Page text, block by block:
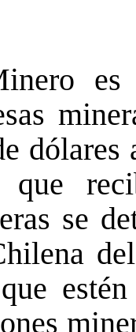
es
dólares
que
se